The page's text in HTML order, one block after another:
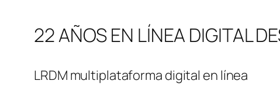
22 AÑOS EN LÍNEA DIGITAL
LRDM multiplataforma digital en línea